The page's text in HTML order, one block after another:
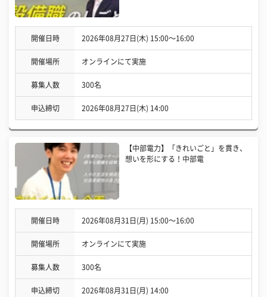
開催日時 2026年08月27日(木) 15:00〜16:00
開催場所 オンラインにて実施
募集人数 300名
申込締切 2026年08月27日(木) 14:00
【中部電力】「きれいごと」を貫き、
想いを形にする！中部電
開催日時 2026年08月31日(月) 15:00〜16:00
開催場所 オンラインにて実施
募集人数 300名
申込締切 2026年08月31日(月) 14:00